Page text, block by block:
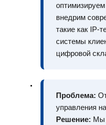
внедрим
такие как IP-
системы
цифровой
Проблема:
управления
Решение: Мы